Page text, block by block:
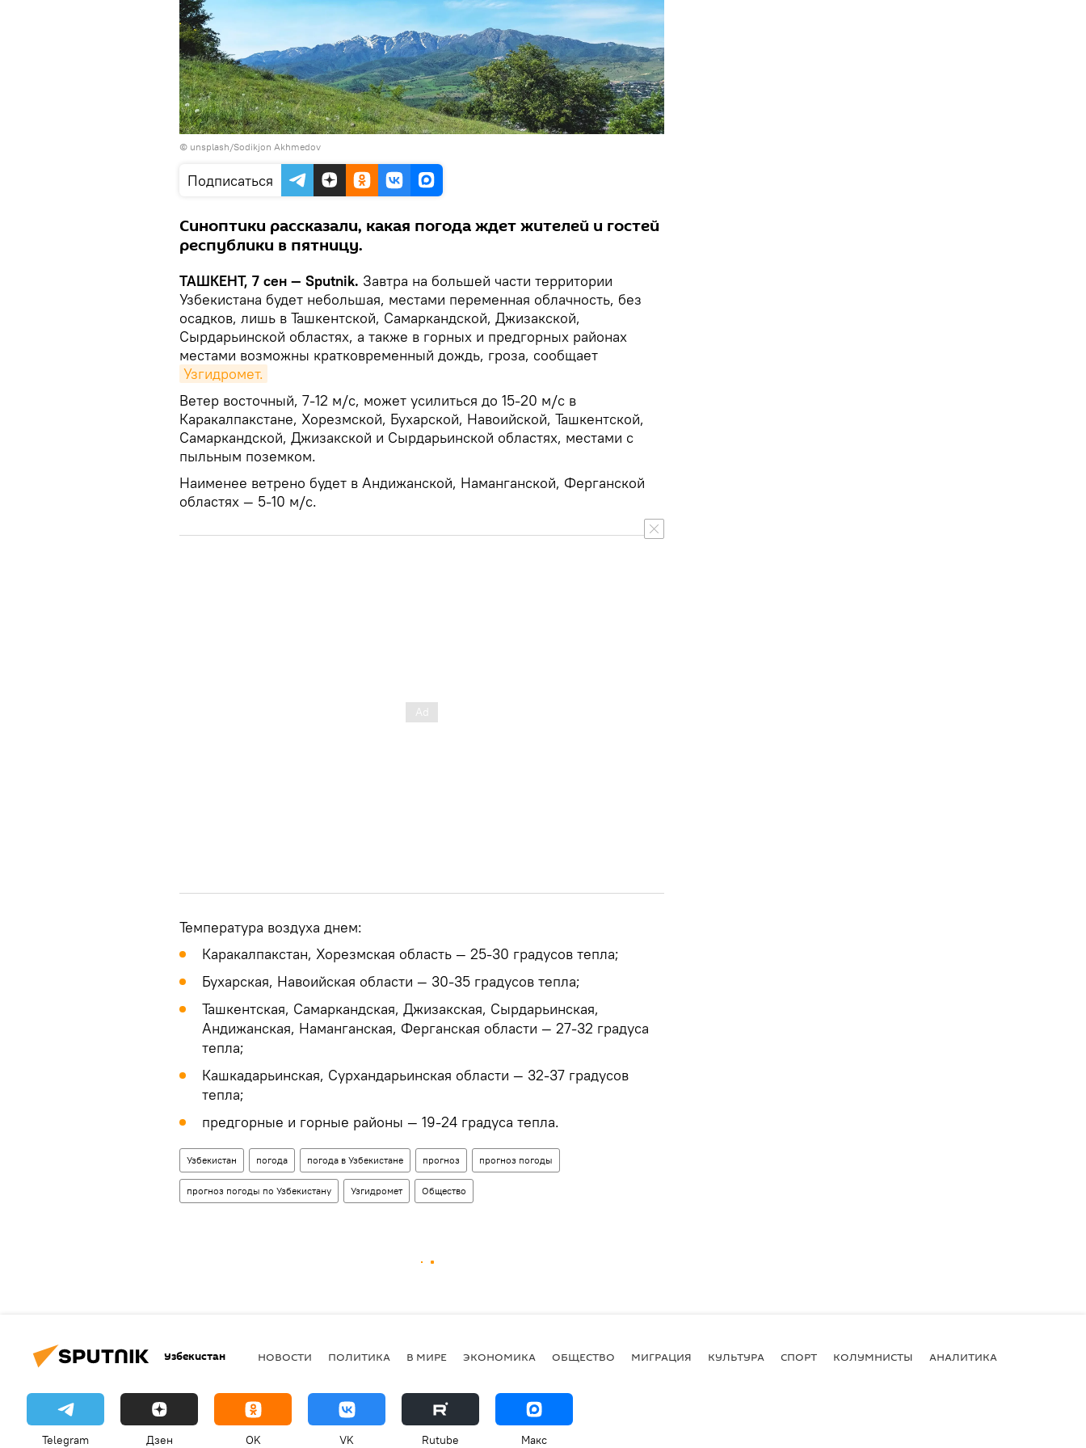
© unsplash/Sodikjon Akhmedov
Подписаться
Синоптики рассказали, какая погода ждет жителей и гостей
республики в пятницу.
ТАШКЕНТ, 7 сен — Sputnik. Завтра на большей части территории
Узбекистана будет небольшая, местами переменная облачность, без
осадков, лишь в Ташкентской, Самаркандской, Джизакской,
Сырдарьинской областях, а также в горных и предгорных районах
местами возможны кратковременный дождь, гроза, сообщает
Узгидромет.
Ветер восточный, 7-12 м/с, может усилиться до 15-20 м/с в
Каракалпакстане, Хорезмской, Бухарской, Навоийской, Ташкентской,
Самаркандской, Джизакской и Сырдарьинской областях, местами с
пыльным поземком.
Наименее ветрено будет в Андижанской, Наманганской, Ферганской
областях — 5-10 м/с.
Температура воздуха днем:
Каракалпакстан, Хорезмская область — 25-30 градусов тепла;
Бухарская, Навоийская области — 30-35 градусов тепла;
Ташкентская, Самаркандская, Джизакская, Сырдарьинская,
Андижанская, Наманганская, Ферганская области — 27-32 градуса
тепла;
Кашкадарьинская, Сурхандарьинская области — 32-37 градусов
тепла;
предгорные и горные районы — 19-24 градуса тепла.
Узбекистан погода погода в Узбекистане прогноз прогноз погоды
прогноз погоды по Узбекистану Узгидромет Общество
Узбекистан НОВОСТИ ПОЛИТИКА В МИРЕ ЭКОНОМИКА ОБЩЕСТВО МИГРАЦИЯ КУЛЬТУРА СПОРТ КОЛУМНИСТЫ АНАЛИТИКА
Telegram Дзен OK VK Rutube Макс